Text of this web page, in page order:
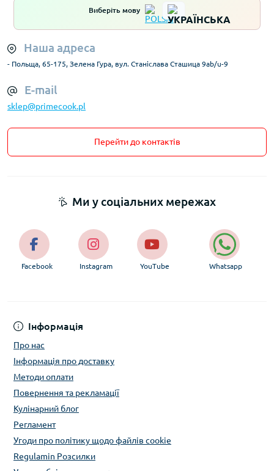
Виберіть мову
Наша адреса
- Польща, 65-175, Зелена Гура, вул. Станіслава Сташица 9ab/u-9
E-mail
sklep@primecook.pl
Перейти до контактів
Інформація
Про нас
Інформація про доставку
Методи оплати
Повернення та рекламації
Кулінарний блог
Регламент
Угоди про політику щодо файлів cookie
Regulamin Розсилки
Ми у соціальних мережах
Facebook Instagram YouTube Whatsapp